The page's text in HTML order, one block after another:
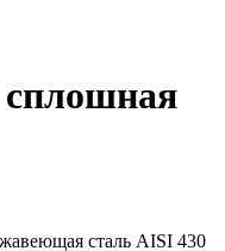
сплошная
сталь AISI 430